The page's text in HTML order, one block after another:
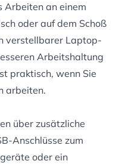
Arbeiten an einem
oder auf dem Schoß
verstellbarer Laptop-
Arbeitshaltung
praktisch, wenn Sie
arbeiten.
über zusätzliche
Anschlüsse zum
oder ein